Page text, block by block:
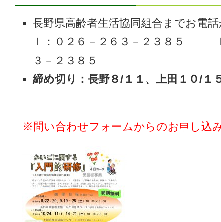
長野県高齢者生活協同組合までお電
ｌ：０２６－２６３－２３８５
３－２３８５
締め切り：長野８/１１、上田１０/１
※問い合わせフォームからのお申し込